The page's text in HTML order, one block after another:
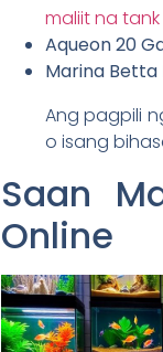
maliit na tank
Aqueon 20
Marina Betta
Ang pagpili
o isang
Saan
Online